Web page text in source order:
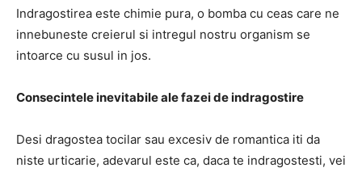
Indragostirea este chimie pura, o bomba cu ceas care ne
innebuneste creierul si intregul nostru organism se
intoarce cu susul in jos.
Consecintele inevitabile ale fazei de indragostire
Desi dragostea tocilar sau excesiv de romantica iti da
niste urticarie, adevarul este ca, daca te indragostesti, vei